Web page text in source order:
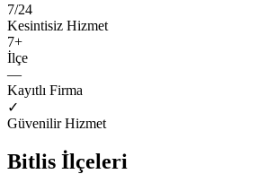
7/24
Kesintisiz Hizmet
7+
İlçe
—
Kayıtlı Firma
✓
Güvenilir Hizmet
Bitlis İlçeleri